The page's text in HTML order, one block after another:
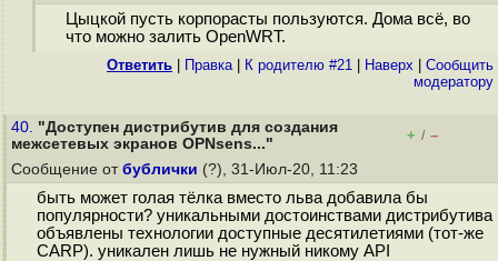
Цыцкой пусть корпорасты пользуются. Дома всё, во
что можно залить OpenWRT.
Ответить Правка| К родителю #21 Наверх
Cообщить
модератору
40. "Доступен дистрибутив для создания
межсетевых экранов OPNsens..."
+ / –
Сообщение от бублички (?), 31-Июл-20, 11:23
быть может голая тёлка вместо льва добавила бы
популярности? уникальными достоинствами дистрибутива
объявлены технологии доступные десятилетиями (тот-же
CARP). уникален лишь не нужный никому API